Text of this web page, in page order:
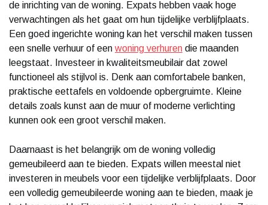
de inrichting van de woning. Expats hebben vaak hoge
verwachtingen als het gaat om hun tijdelijke verblijfplaats.
Een goed ingerichte woning kan het verschil maken tussen
een snelle verhuur of een woning verhuren die maanden
leegstaat. Investeer in kwaliteitsmeubilair dat zowel
functioneel als stijlvol is. Denk aan comfortabele banken,
praktische eettafels en voldoende opbergruimte. Kleine
details zoals kunst aan de muur of moderne verlichting
kunnen ook een groot verschil maken.
Daarnaast is het belangrijk om de woning volledig
gemeubileerd aan te bieden. Expats willen meestal niet
investeren in meubels voor een tijdelijke verblijfplaats. Door
een volledig gemeubileerde woning aan te bieden, maak je